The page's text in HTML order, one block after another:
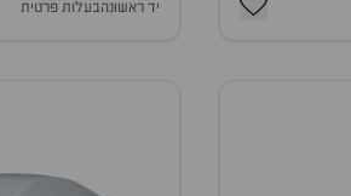
יד ראשונהבעלות פרטית